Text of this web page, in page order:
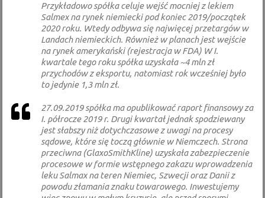
Przykładowo spółka celuje wejść mocniej z lekiem
Salmex na rynek niemiecki pod koniec 2019/początek
2020 roku. Wtedy odbywa się najwięcej przetargów w
Landach niemieckich. Również w planach jest wejście
na rynek amerykański (rejestracja w FDA) W I.
kwartale tego roku spółka uzyskała ~4 mln zł
przychodów z eksportu, natomiast rok wcześniej było
to jedynie 1,3 mln zł.
27.09.2019 spółka ma opublikować raport finansowy za
I. półrocze 2019 r. Drugi kwartał jednak spodziewany
jest słabszy niż dotychczasowe z uwagi na procesy
sądowe, które się toczą głównie w Niemczech. Strona
przeciwna (GlaxoSmithKline) uzyskała zabezpieczenie
procesowe w formie wstępnego zakazu wprowadzenia
leku Salmax na teren Niemiec, Szwecji oraz Danii z
powodu złamania znaku towarowego. Inwestujemy